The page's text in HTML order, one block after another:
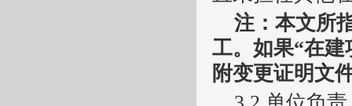
注：本文所
工。如果“在
附变更证明文